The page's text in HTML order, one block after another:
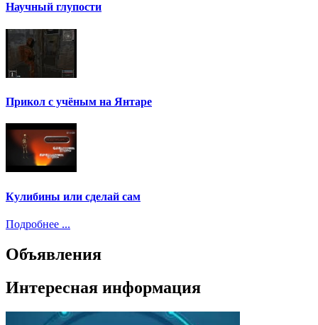
Научный глупости
Прикол с учёным на Янтаре
Кулибины или сделай сам
Подробнее ...
Объявления
Интересная информация